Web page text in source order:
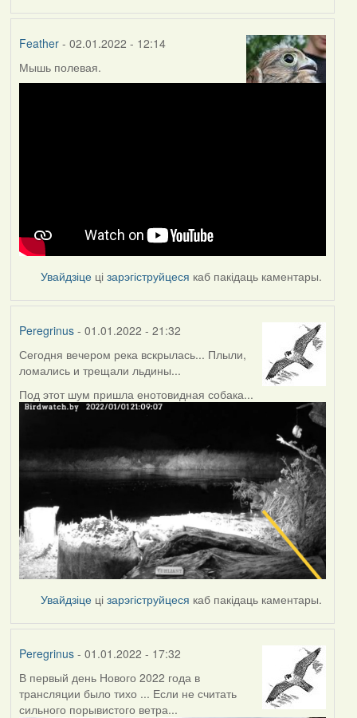
Feather- 02.01.2022 - 12:14
Мышь полевая.
Увайдзіце цізарэгіструйцеся каб пакідаць каментары.
Peregrinus- 01.01.2022 - 21:32
Сегодня вечером река вскрылась... Плыли,
ломались и трещали льдины...
Под этот шум пришла енотовидная собака...
Увайдзіце цізарэгіструйцеся каб пакідаць каментары.
Peregrinus- 01.01.2022 - 17:32
В первый день Нового 2022 года в
трансляции было тихо ... Если не считать
сильного порывистого ветра...